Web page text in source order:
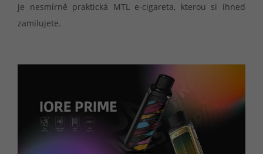
je nesmírně praktická MTL e-cigareta, kterou si ihned
zamilujete.